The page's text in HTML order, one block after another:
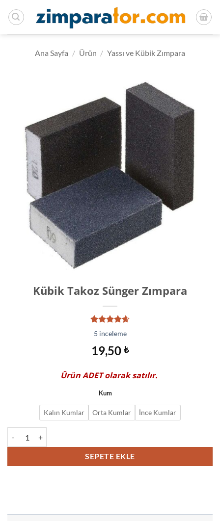
atla
Ana Sayfa / Ürün / Yassı ve Kübik Zımpara
Kübik Takoz Sünger Zımpara
müşteri
puanına
dayanarak
5
aldı
5 inceleme
19,50 ₺
ÜrünADETolarak satılır.
Kum
Kalın Kumlar Orta Kumlar İnce Kumlar
SEPETE EKLE